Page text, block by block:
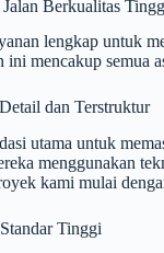
Berkualitas
lengkap untuk
mencakup semua
dan Terstruktur
utama untuk
menggunakan
kami mulai
Tinggi